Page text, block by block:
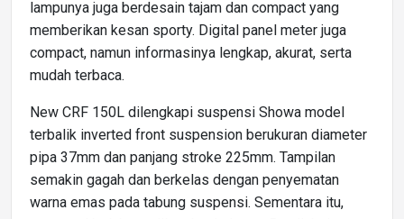
lampunya juga berdesain tajam dan compact yang
memberikan kesan sporty. Digital panel meter juga
compact, namun informasinya lengkap, akurat, serta
mudah terbaca.
New CRF 150L dilengkapi suspensi Showa model
terbalik inverted front suspension berukuran diameter
pipa 37mm dan panjang stroke 225mm. Tampilan
semakin gagah dan berkelas dengan penyematan
warna emas pada tabung suspensi. Sementara itu,